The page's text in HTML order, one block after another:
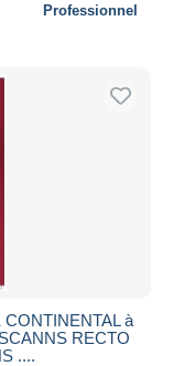
Professionnel
à
RECTO
....